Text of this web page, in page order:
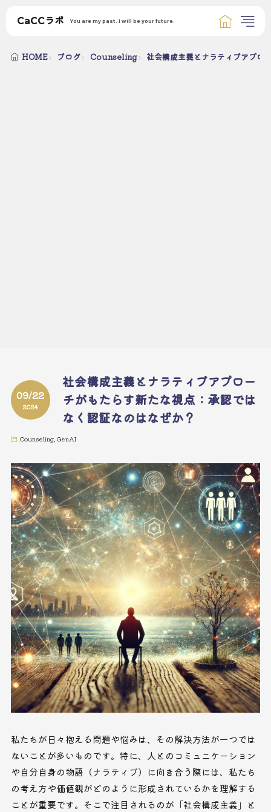
CaCCラボ You are my past. I will be your future.
HOME ブログ Counseling 社会構成主義とナラティブアプロ
09/22
2024
社会構成主義とナラティブアプロー
チがもたらす新たな視点：承認では
なく認証なのはなぜか？
Counseling, GenAI
私たちが日々抱える問題や悩みは、その解決方法が一つでは
ないことが多いものです。特に、人とのコミュニケーション
や自分自身の物語（ナラティブ）に向き合う際には、私たち
の考え方や価値観がどのように形成されているかを理解する
ことが重要です。そこで注目されるのが「社会構成主義」と